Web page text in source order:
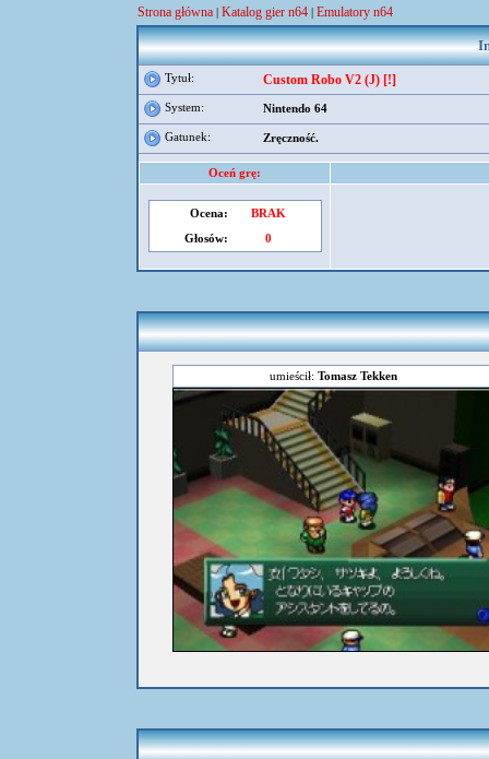
Strona główna | Katalog gier n64 | Emulatory n64
Tytuł: Custom Robo V2 (J) [!]
System: Nintendo 64
Gatunek: Zręczność.
Oceń grę:
Ocena:
BRAK
Głosów:
0
umieścił: Tomasz Tekken